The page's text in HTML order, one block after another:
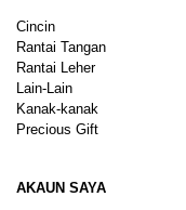
Cincin
Rantai Tangan
Rantai Leher
Lain-Lain
Kanak-kanak
Precious Gift
AKAUN SAYA